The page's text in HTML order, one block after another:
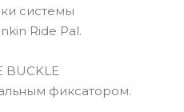
системы
Ride Pal.
BUCKLE
фиксатором.